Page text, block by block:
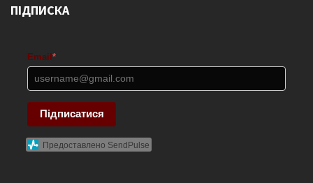
ПІДПИСКА
Email*
Підписатися
Предоставлено SendPulse